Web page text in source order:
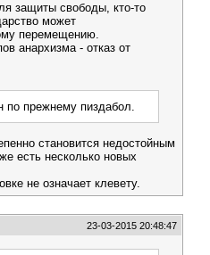
защиты свободы, кто-то
может
перемещению.
анархизма - отказ от
по прежнему пиздабол.
становится недостойным
есть несколько новых
не означает клевету.
23-03-2015 20:48:47